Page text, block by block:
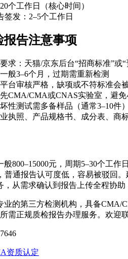
个工作日（核心时间）
签发：2–5个工作日
报告注意事项
求：天猫/京东后台“招商标准”或
般3–6个月，过期需重新检测
台审核严格，缺项或不符标准会
CMA/CMA或CNAS实验室，避
性测试需多备样品（通常3–10件）
执照、产品规格书、成分表、商
般800–15000元，周期5–30个工
普通报告认可度低，容易被驳回
，从需求确认到报告上传全程协助
业的第三方检测机构，具备CMA/
需正规质检报告办理服务。欢迎
资质认定